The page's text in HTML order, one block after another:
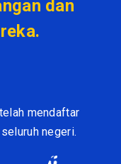
dan
telah mendaftar
negeri.